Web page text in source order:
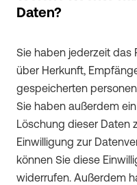
Daten?
Sie haben jederzeit das
über Herkunft,
gespeicherten
Sie haben außerdem
Löschung dieser Daten
Einwilligung zur
können Sie diese
widerrufen. Außerdem